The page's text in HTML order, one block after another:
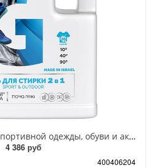
Bagi Гель для стирки спортивной одежды, обуви и аксессуаров 2 в 1 Sport&Outdoor 950 мл на 20 стирок
4 386 руб
400406204